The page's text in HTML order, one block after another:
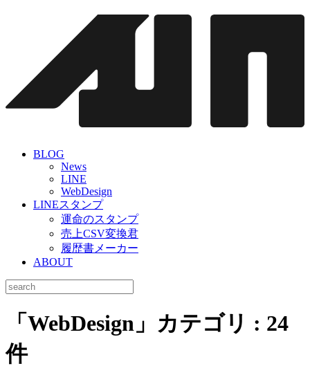
BLOG
News
LINE
WebDesign
LINEスタンプ
運命のスタンプ
売上CSV変換君
履歴書メーカー
ABOUT
「 WebDesign 」カテゴリ : 24
件